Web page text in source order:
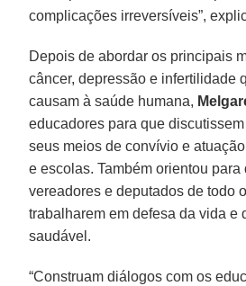
complicações irreversíveis”,
Depois de abordar os principais
câncer, depressão e infertilidade
causam à saúde humana,
educadores para que
seus meios de convívio e
e escolas. Também orientou
vereadores e deputados de todo
trabalharem em defesa da vida e
saudável.
“Construam diálogos com os